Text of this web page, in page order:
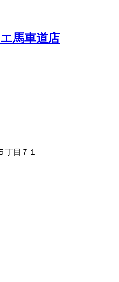
馬車道店
丁目７１